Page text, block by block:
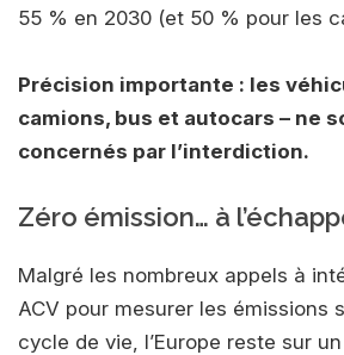
55 % en 2030 (et 50 % pour les
Précision importante : les
camions, bus et autocars – ne
concernés par l’interdiction.
Zéro émission… à
Malgré les nombreux appels à
ACV pour mesurer les émissions
cycle de vie, l’Europe reste sur